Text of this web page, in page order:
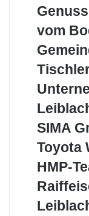
Genusskiste
Delikatessen
vom
vom
Gemeinde
Tischlerei
SIMA
SIMA
Toyota
Walter
Toyota
HMP-
HMP-
Raiffeisenbank
Leiblachtal